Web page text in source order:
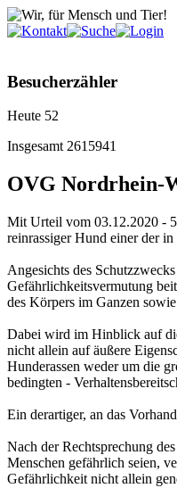
Besucherzähler
Heute 52
Insgesamt2615941
OVG Nordrhein-
Mit Urteil vom 03.12.2020 -
reinrassiger Hund einer der
Angesichts des
Gefährlichkeitsvermutung
des Körpers im Ganzen
Dabei wird im Hinblick auf
nicht allein auf äußere
Hunderassen weder um die
bedingten -
Ein derartiger, an das
Nach der Rechtsprechung
Menschen gefährlich seien,
Gefährlichkeit nicht allein